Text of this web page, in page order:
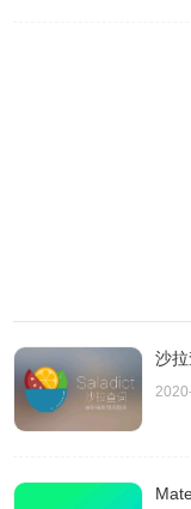
4、清爽的界面
这类直观简介的界面
哨的。
沙